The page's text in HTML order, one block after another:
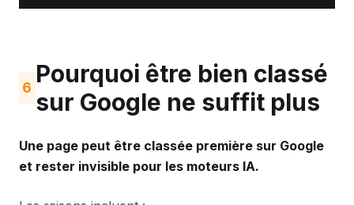
6 Pourquoi être bien classé
sur Google ne suffit plus
Une page peut être classée première sur Google
et rester invisible pour les moteurs IA.